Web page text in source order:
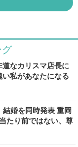
グ
なカリスマ店長に
私があなたになる
婚を同時発表 重岡
たり前ではない、尊